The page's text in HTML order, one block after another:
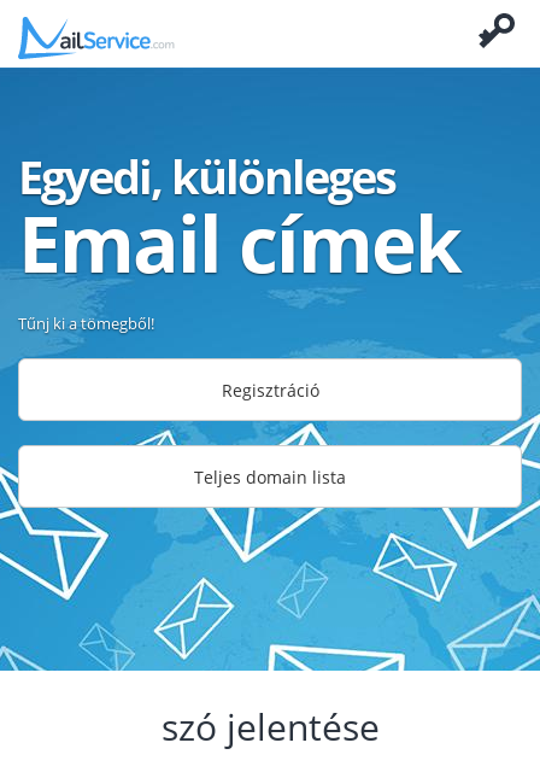
Egyedi, különleges
Email címek
Tűnj ki a tömegből!
Regisztráció
Teljes domain lista
szó jelentése